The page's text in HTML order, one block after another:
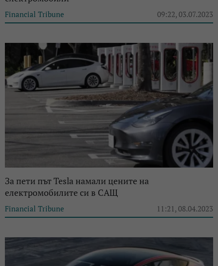
Financial Tribune 09:22, 03.07.2023
За пети път Tesla намали цените на
електромобилите си в САЩ
Financial Tribune 11:21, 08.04.2023